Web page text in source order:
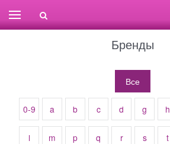
Бренды
Все
0-9 a b c d g h
l m p q r s t